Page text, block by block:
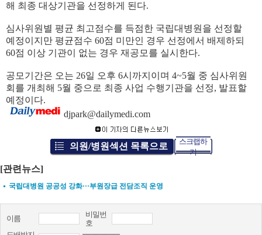
해 최종 대상기관을 선정하게 된다.
심사위원별 평균 최고점수를 득점한 국립대병원을 선정할
예정이지만 평균점수 60점 미만인 경우 선정에서 배제하되
60점 이상 기관이 없는 경우 재공모를 실시한다.
공모기간은 오는 26일 오후 6시까지이며 4~5월 중 심사위원
회를 개최해 5월 중으로 최종 사업 수행기관을 선정, 발표할
예정이다.
djpark@dailymedi.com
의원/병원섹션 목록으로
스크랩하
기
[관련뉴스]
국립대병원 공공성 강화···부원장급 전담조직 운영